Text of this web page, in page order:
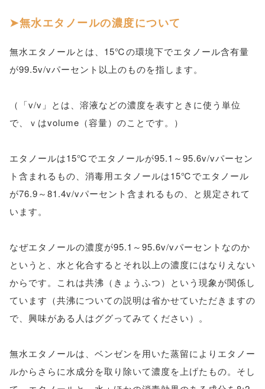
無水エタノールの濃度について
無水エタノールとは、15℃の環境下でエタノール含有量
が99.5v/vパーセント以上のものを指します。
（「v/v」とは、溶液などの濃度を表すときに使う単位
で、ｖはvolume（容量）のことです。）
エタノールは15℃でエタノールが95.1～95.6v/vパーセン
ト含まれるもの、消毒用エタノールは15℃でエタノール
が76.9～81.4v/vパーセント含まれるもの、と規定されて
います。
なぜエタノールの濃度が95.1～95.6v/vパーセントなのか
というと、水と化合するとそれ以上の濃度にはなりえない
からです。これは共沸（きょうふつ）という現象が関係し
ています（共沸についての説明は省かせていただきますの
で、興味がある人はググってみてください）。
無水エタノールは、ベンゼンを用いた蒸留によりエタノー
ルからさらに水成分を取り除いて濃度を上げたもの。そし